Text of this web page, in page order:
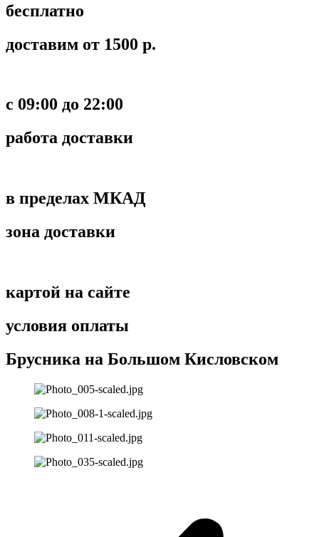
бесплатно
доставим от 1500 р.
c 09:00 до 22:00
работа доставки
в пределах МКАД
зона доставки
картой на сайте
условия оплаты
Брусника на Большом Кисловском